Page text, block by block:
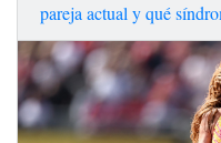
pareja actual y qué